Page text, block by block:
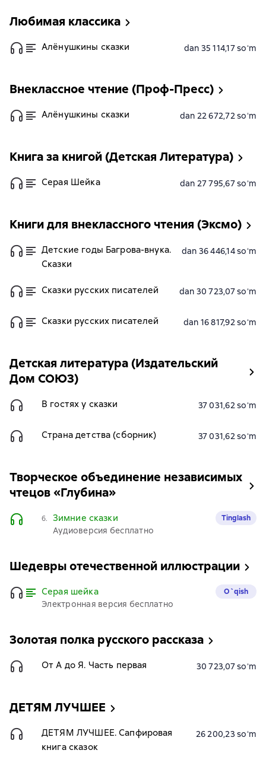
Любимая классика
Алёнушкины сказки dan 35 114,17 soʻm
Внеклассное чтение (Проф-Пресс)
Алёнушкины сказки dan 22 672,72 soʻm
Книга за книгой (Детская Литература)
Серая Шейка dan 27 795,67 soʻm
Книги для внеклассного чтения (Эксмо)
Детские годы Багрова-внука.
Сказки
dan 36 446,14 soʻm
Сказки русских писателей dan 30 723,07 soʻm
Сказки русских писателей dan 16 817,92 soʻm
Детская литература (Издательский
Дом СОЮЗ)
В гостях у сказки 37 031,62 soʻm
Страна детства (сборник) 37 031,62 soʻm
Творческое объединение независимых
чтецов «Глубина»
6. Зимние сказки
Аудиоверсия бесплатно
Tinglash
Шедевры отечественной иллюстрации
Серая шейка
Электронная версия бесплатно
O`qish
Золотая полка русского рассказа
От А до Я. Часть первая 30 723,07 soʻm
ДЕТЯМ ЛУЧШЕЕ
ДЕТЯМ ЛУЧШЕЕ. Сапфировая
книга сказок
26 200,23 soʻm